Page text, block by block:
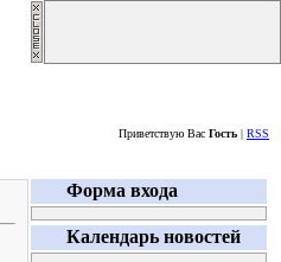
Приветствую Вас Гость | RSS
Форма входа
Календарь новостей